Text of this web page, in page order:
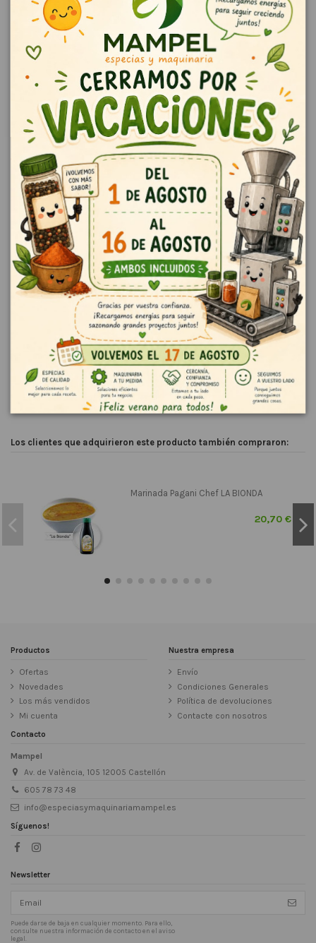
Mezcla de especias equilibrada para todos los usos
Descripción
La línea Pagani Chef Rub consiste en un formulación completa de
especias, hierbas secas, sal y azúcar de caña. Varía desde sabores
dulces y equilibrados, hasta los más sabrosos. Para un uso ideal, se
aconseja frotar el producto masajeando la caen antes de la cocción. De
esta forma, todos los ingredientes se absorben en profundidad y se
distribuyen uniformen te en la carne. durante la cocción, por reacción al
calor, el producto crea un compuesto blando y denso, gracias a ala
combinación de azúcares y sales, dando un sabor único y un
recubrimiento jugoso y sabroso a la carne. La combinación Pagani Dely Rub
es la más equilibrada para todos los usos. Dosificación. Frotar 50 grs* kg
Se recomienda utilizar el producto de la linea Rub después de la aplicación
de la Marinata Chef o Soft sobre sus preparaciones.
Detalles del producto
Reviews (0)
Los clientes que adquirieron este producto también compraron:
Marinada Pagani Chef LA BIONDA
20,70 €
Productos
Ofertas
Novedades
Los más vendidos
Mi cuenta
Nuestra empresa
Envío
Condiciones Generales
Política de devoluciones
Contacte con nosotros
Contacto
Mampel
Av. de València, 105 12005 Castellón
605 78 73 48
info@especiasymaquinariamampel.es
Síguenos!
Newsletter
Puede darse de baja en cualquier momento. Para ello,
consulte nuestra información de contacto en el aviso
legal.